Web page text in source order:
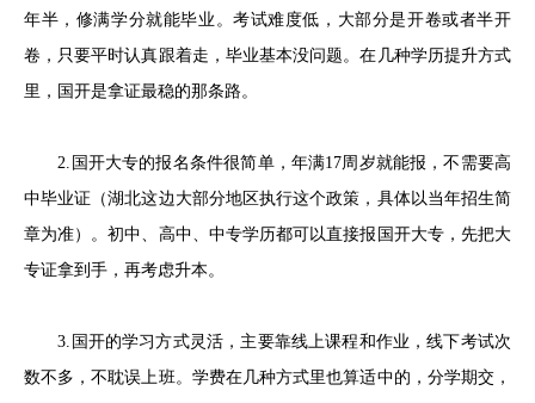
年半，修满学分就能毕业。考试难度低，大部分是开卷或者半开
卷，只要平时认真跟着走，毕业基本没问题。在几种学历提升方式
里，国开是拿证最稳的那条路。
2.国开大专的报名条件很简单，年满17周岁就能报，不需要高
中毕业证（湖北这边大部分地区执行这个政策，具体以当年招生简
章为准）。初中、高中、中专学历都可以直接报国开大专，先把大
专证拿到手，再考虑升本。
3.国开的学习方式灵活，主要靠线上课程和作业，线下考试次
数不多，不耽误上班。学费在几种方式里也算适中的，分学期交，